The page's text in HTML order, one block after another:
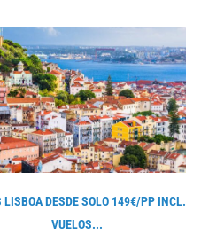
LISBOA DESDE SOLO 149€/PP INCL.
VUELOS...